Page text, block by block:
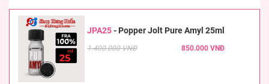
JPA25- Popper Jolt Pure Amyl 25ml
1.400.000 VNĐ 850.000 VNĐ